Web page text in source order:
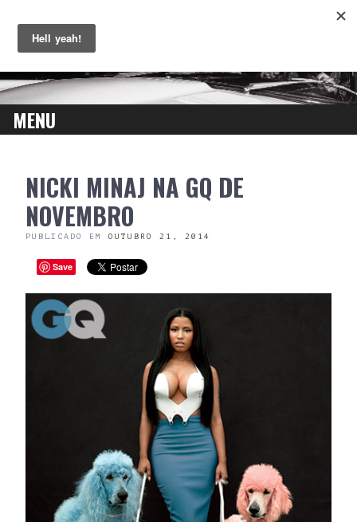
MENU
CONTENTNICKI MINAJ NA GQ DE
NOVEMBRO
PUBLICADO EM OUTUBRO 21, 2014
Save